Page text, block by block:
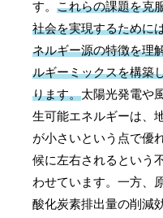
す。これらの課題を克
社会を実現するために
ネルギー源の特徴を理
ルギーミックスを構築
ります。太陽光発電や
生可能エネルギーは、
が小さいという点で優
候に左右されるという
わせています。一方、
酸化炭素排出量の削減